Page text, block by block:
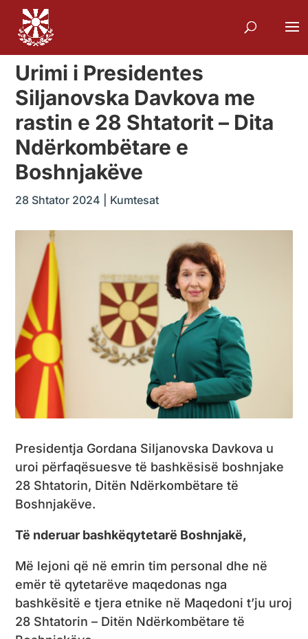
Urimi i Presidentes
Siljanovska Davkova me
rastin e 28 Shtatorit – Dita
Ndërkombëtare e
Boshnjakëve
28 Shtator 2024 Kumtesat
Presidentja Gordana Siljanovska Davkova u
uroi përfaqësuesve të bashkësisë boshnjake
28 Shtatorin, Ditën Ndërkombëtare të
Boshnjakëve.
Të nderuar bashkëqytetarë Boshnjakë,
Më lejoni që në emrin tim personal dhe në
emër të qytetarëve maqedonas nga
bashkësitë e tjera etnike në Maqedoni t’ju uroj
28 Shtatorin – Ditën Ndërkombëtare të